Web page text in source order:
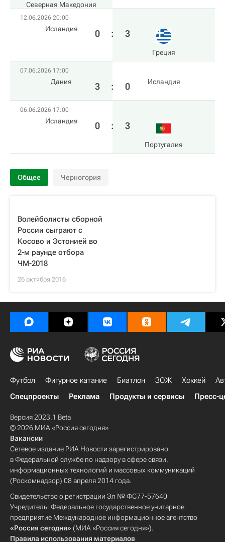
Северная Македония
12.06.2026 20:00
Исландия 0 : 3
Греция
07.06.2026 17:00
Дания 3 : 0 Исландия
06.06.2026 17:00
Исландия 0 : 3
Португалия
Общее Черногория
Волейболисты сборной
России сыграют с
Косово и Эстонией во
2-м раунде отбора
ЧМ-2018
26 октября 2016
Футбол Фигурное катание Биатлон ЗОЖ Хоккей
Спецпроекты
Реклама Продукты и сервисы Пресс-
Версия 2023.1 Beta
© 2026 МИА «Россия сегодня»
Вакансии
Сетевое издание РИА Новости зарегистрировано
в Федеральной службе по надзору в сфере связи,
информационных технологий и массовых коммуникаций
(Роскомнадзор) 08 апреля 2014 года.
Свидетельство о регистрации Эл № ФС77-57640
Учредитель: Федеральное государственное унитарное
предприятие Международное информационное агентство
«Россия сегодня» (МИА «Россия сегодня»).
Правила использования материалов